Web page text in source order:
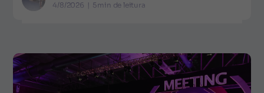
4/8/2026 | 5min de leitura